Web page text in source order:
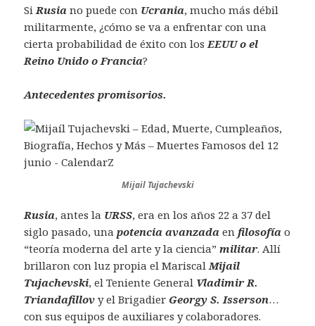
SiRusia no puede con Ucrania, mucho más débil
militarmente, ¿cómo se va a enfrentar con una
cierta probabilidad de éxito con losEEUU o el
Reino Unido o Francia?
Antecedentes promisorios.
Mijail Tujachevski
Rusia, antes la URSS, era en los años 22 a 37 del
siglo pasado, unapotencia avanzada enfilosofía o
“teoría moderna del arte y la ciencia”militar. Allí
brillaron con luz propia el MariscalMijail
Tujachevski, el Teniente General Vladimir R.
Triandafillov y el Brigadier Georgy S. Isserson…
con sus equipos de auxiliares y colaboradores.